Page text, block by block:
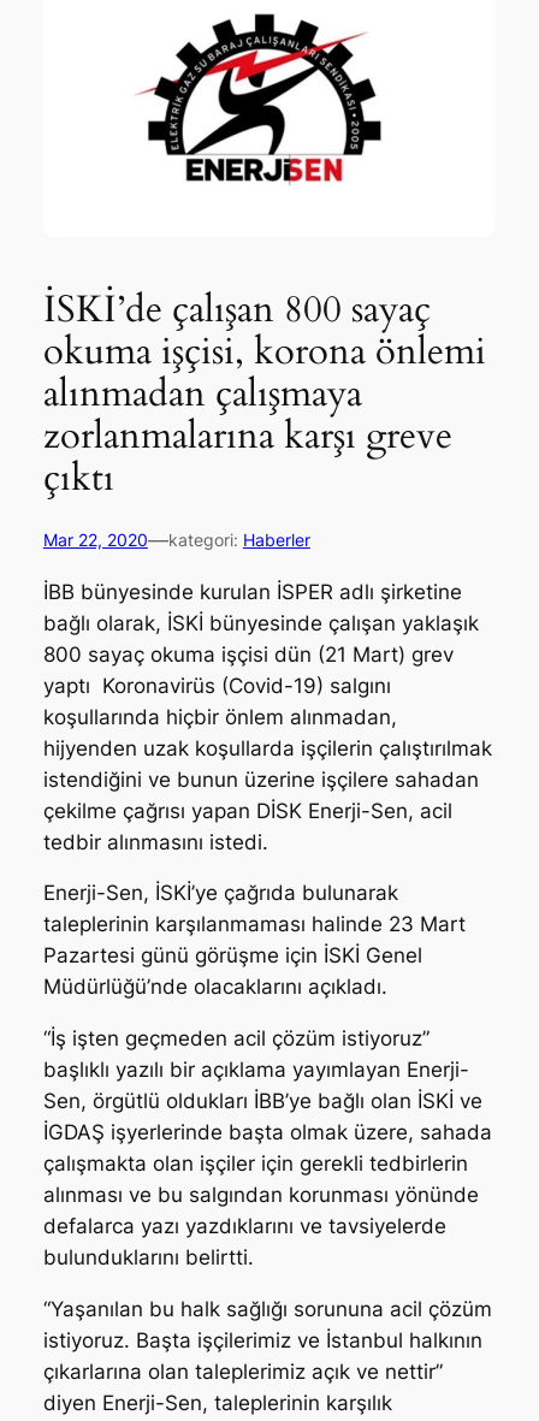
İSKİ’de çalışan 800 sayaç
okuma işçisi, korona önlemi
alınmadan çalışmaya
zorlanmalarına karşı greve
çıktı
Mar 22, 2020—kategori: Haberler
İBB bünyesinde kurulan İSPER adlı şirketine
bağlı olarak, İSKİ bünyesinde çalışan yaklaşık
800 sayaç okuma işçisi dün (21 Mart) grev
yaptı Koronavirüs (Covid-19) salgını
koşullarında hiçbir önlem alınmadan,
hijyenden uzak koşullarda işçilerin çalıştırılmak
istendiğini ve bunun üzerine işçilere sahadan
çekilme çağrısı yapan DİSK Enerji-Sen, acil
tedbir alınmasını istedi.
Enerji-Sen, İSKİ’ye çağrıda bulunarak
taleplerinin karşılanmaması halinde 23 Mart
Pazartesi günü görüşme için İSKİ Genel
Müdürlüğü’nde olacaklarını açıkladı.
“İş işten geçmeden acil çözüm istiyoruz”
başlıklı yazılı bir açıklama yayımlayan Enerji-
Sen, örgütlü oldukları İBB’ye bağlı olan İSKİ ve
İGDAŞ işyerlerinde başta olmak üzere, sahada
çalışmakta olan işçiler için gerekli tedbirlerin
alınması ve bu salgından korunması yönünde
defalarca yazı yazdıklarını ve tavsiyelerde
bulunduklarını belirtti.
“Yaşanılan bu halk sağlığı sorununa acil çözüm
istiyoruz. Başta işçilerimiz ve İstanbul halkının
çıkarlarına olan taleplerimiz açık ve nettir”
diyen Enerji-Sen, taleplerinin karşılık